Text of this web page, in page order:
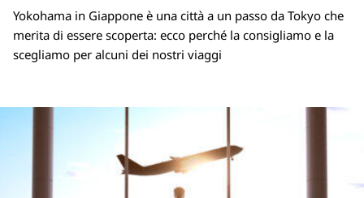
Yokohama in Giappone è una città a un passo da Tokyo che
merita di essere scoperta: ecco perché la consigliamo e la
scegliamo per alcuni dei nostri viaggi